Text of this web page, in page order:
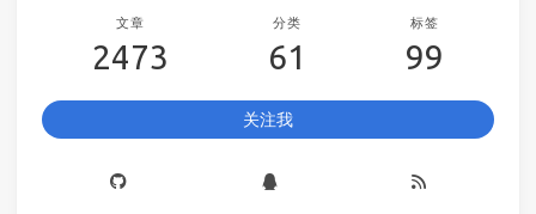
文章
2473
分类
61
标签
99
关注我